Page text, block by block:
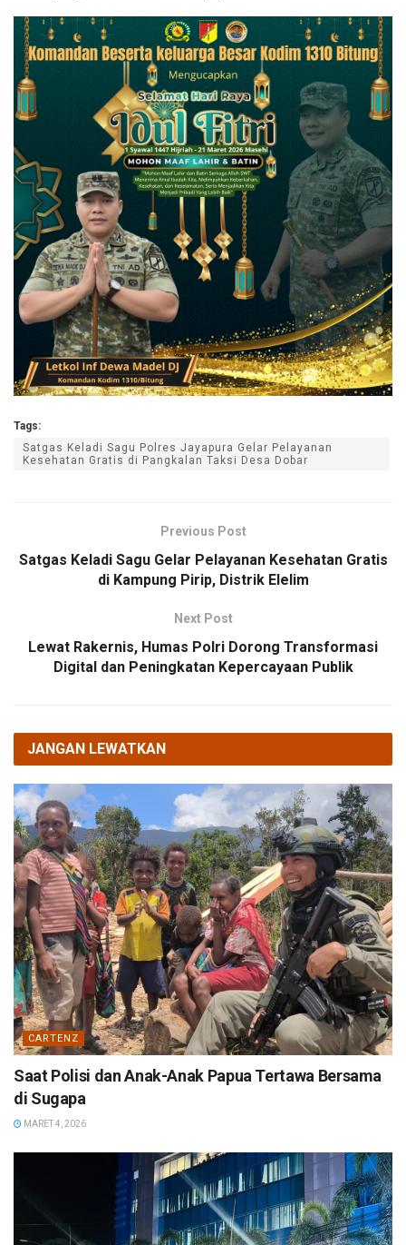
Tags:
Satgas Keladi Sagu Polres Jayapura Gelar Pelayanan
Kesehatan Gratis di Pangkalan Taksi Desa Dobar
Previous Post
Satgas Keladi Sagu Gelar Pelayanan Kesehatan Gratis
di Kampung Pirip, Distrik Elelim
Next Post
Lewat Rakernis, Humas Polri Dorong Transformasi
Digital dan Peningkatan Kepercayaan Publik
JANGAN LEWATKAN
CARTENZ
Saat Polisi dan Anak-Anak Papua Tertawa Bersama
di Sugapa
MARET 4, 2026